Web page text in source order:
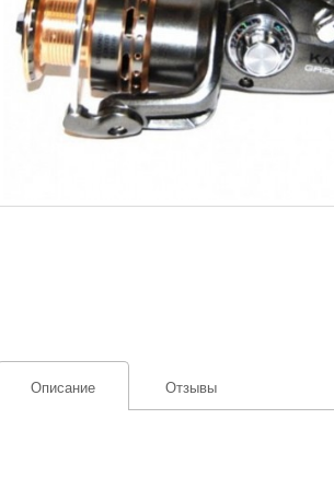
Описание Отзывы